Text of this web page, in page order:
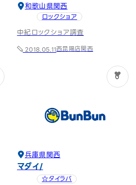
和歌山県関西
ロックショア
中紀ロックショア調査
2018.05.11西昆陽店関西
0
兵庫県関西
マダイ
☆タイラバ